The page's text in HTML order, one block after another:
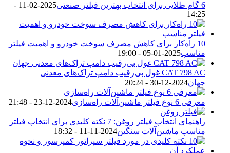
6 گام طلایی برای انتخاب بهترین فیلتر صنعتی
2025-02-11 -
14:25
10 راه‌کار برای کاهش مصرف سوخت خودرو و اهمیت فیلتر
مناسب2025-01-05 - 19:00
CAT 798 AC غول بی‌رقیب دامپ تراک‌های معدنی
جهان2024-12-30 - 20:24
معرفی 6 نوع فیلتر ماشین‌آلات راه‌سازی 2024-12-23 - 21:48
راهنمای انتخاب فیلتر روغن: 7 نکته کلیدی برای انتخاب فیلتر
مناسب ماشین‌آلات سنگین2024-11-11 - 18:32